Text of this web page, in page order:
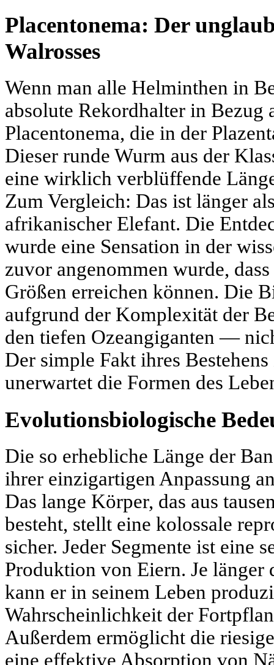
Placentonema: Der
Walrosses
Wenn man alle Helminthen in
absolute Rekordhalter in Bezug
Placentonema, die in der
Dieser runde Wurm aus der
eine wirklich verblüffende
Zum Vergleich: Das ist länger
afrikanischer Elefant. Die
wurde eine Sensation in der
zuvor angenommen wurde,
Größen erreichen können. Die
aufgrund der Komplexität der
den tiefen Ozeangiganten —
Der simple Fakt ihres
unerwartet die Formen des
Evolutionsbiologische
Die so erhebliche Länge der
ihrer einzigartigen Anpassung
Das lange Körper, das aus
besteht, stellt eine kolossale
sicher. Jeder Segmente ist eine
Produktion von Eiern. Je länger
kann er in seinem Leben
Wahrscheinlichkeit der
Außerdem ermöglicht die
eine effektive Absorption von